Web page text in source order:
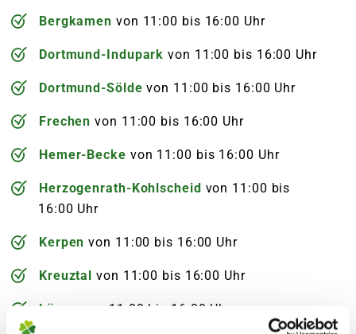
Bergkamen von 11:00 bis 16:00 Uhr
Dort­mund-Indu­park von 11:00 bis 16:00 Uhr
Dort­mund-Sölde von 11:00 bis 16:00 Uhr
Frechen von 11:00 bis 16:00 Uhr
Hemer-Becke von 11:00 bis 16:00 Uhr
Herzogen­rath-Kohl­scheid von 11:00 bis
16:00 Uhr
Kerpen von 11:00 bis 16:00 Uhr
Kreuz­tal von 11:00 bis 16:00 Uhr
Lünen von 11:00 bis 16:00 Uhr